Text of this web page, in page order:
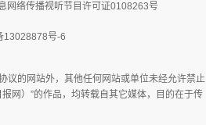
网络传播视听节目许可证0108263号
13028878号-6
议的网站外，其他任何网站或单位未经允许禁止
网）”的作品，均转载自其它媒体，目的在于传